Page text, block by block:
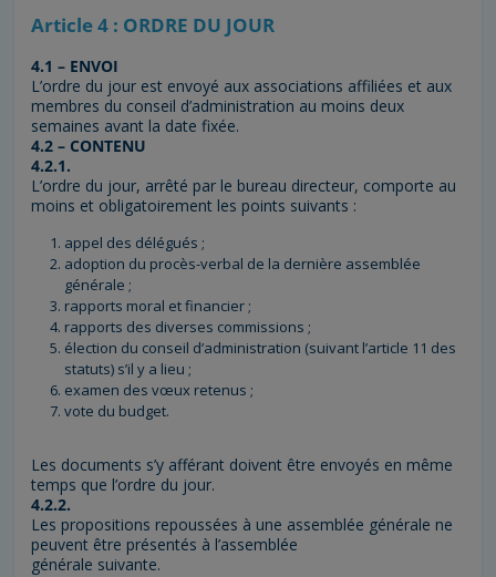
Article 4 : ORDRE DU JOUR
4.1 – ENVOI
L’ordre du jour est envoyé aux associations affiliées et aux
membres du conseil d’administration au moins deux
semaines avant la date fixée.
4.2 – CONTENU
4.2.1.
L’ordre du jour, arrêté par le bureau directeur, comporte au
moins et obligatoirement les points suivants :
appel des délégués ;
adoption du procès-verbal de la dernière assemblée
générale ;
rapports moral et financier ;
rapports des diverses commissions ;
élection du conseil d’administration (suivant l’article 11 des
statuts) s’il y a lieu ;
examen des vœux retenus ;
vote du budget.
Les documents s’y afférant doivent être envoyés en même
temps que l’ordre du jour.
4.2.2.
Les propositions repoussées à une assemblée générale ne
peuvent être présentés à l’assemblée
générale suivante.